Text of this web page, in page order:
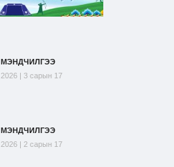
МЭНДЧИЛГЭЭ
2026 | 3 сарын 17
МЭНДЧИЛГЭЭ
2026 | 2 сарын 17